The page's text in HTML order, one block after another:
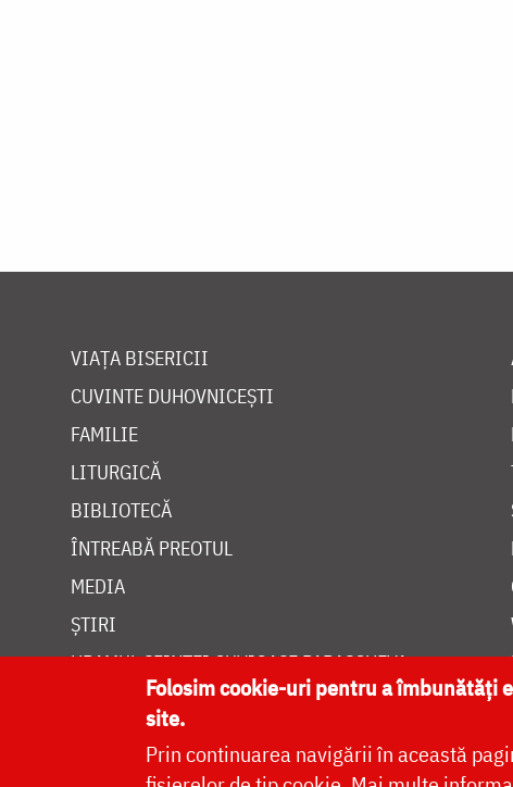
VIAȚA BISERICII
CUVINTE DUHOVNICEȘTI
FAMILIE
LITURGICĂ
BIBLIOTECĂ
ÎNTREABĂ PREOTUL
MEDIA
ȘTIRI
HRAMUL SFINTEI CUVIOASE PARASCHEVA
Folosim cookie-uri pentru a îmbunătăți
site.
Prin continuarea navigării în această